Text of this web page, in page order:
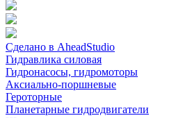
Сделано в AheadStudio
Гидравлика силовая
Гидронасосы, гидромоторы
Аксиально-поршневые
Героторные
Планетарные гидродвигатели